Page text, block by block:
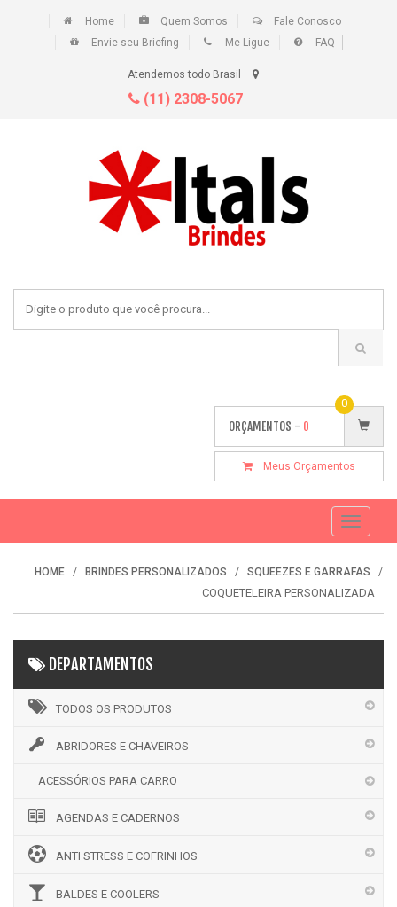
Home Quem Somos
Fale Conosco
Envie seu Briefing
Me Ligue FAQ
Atendemos todo Brasil
(11) 2308-5067
ORÇAMENTOS - 0
0
Meus Orçamentos
Toggle
HOME BRINDES PERSONALIZADOS SQUEEZES E GARRAFAS
COQUETELEIRA PERSONALIZADA
DEPARTAMENTOS
TODOS OS PRODUTOS
ABRIDORES E CHAVEIROS
ACESSÓRIOS PARA CARRO
AGENDAS E CADERNOS
ANTI STRESS E COFRINHOS
BALDES E COOLERS